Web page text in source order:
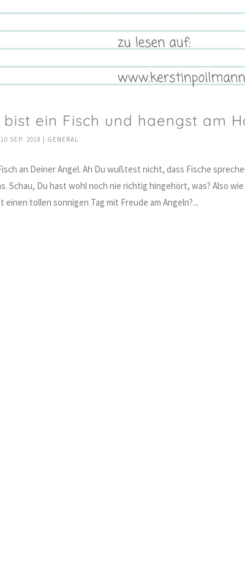
bist ein Fisch und haengst am
10 SEP. 2018 GENERAL
an Deiner Angel. Ah Du wußtest nicht, dass Fische
Schau, Du hast wohl noch nie richtig hingehört, was? Also
einen tollen sonnigen Tag mit Freude am Angeln?...